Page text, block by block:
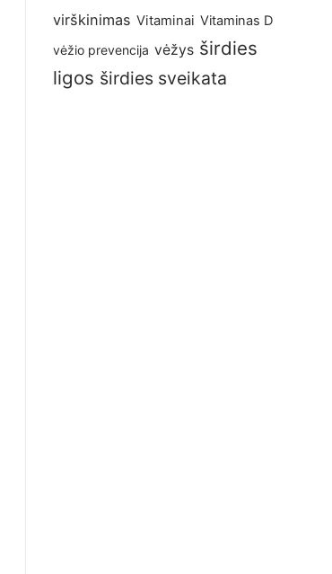
virškinimas Vitaminai Vitaminas D
vėžio prevencija vėžys širdies
ligos širdies sveikata